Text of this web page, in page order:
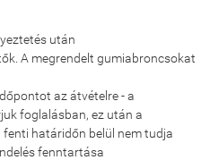
után
A megrendelt gumiabroncsokat
az átvételre - a
foglalásban, ez után a
határidőn belül nem tudja
fenntartása